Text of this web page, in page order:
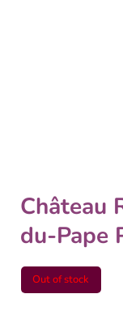
Château
du-Pape
Out of stock